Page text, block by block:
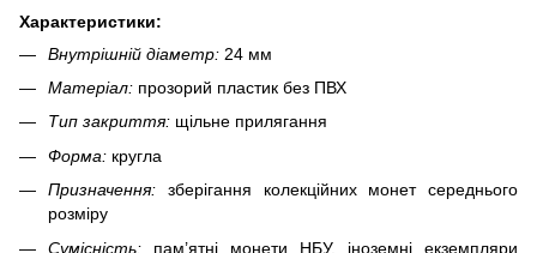
Характеристики:
Внутрішній діаметр: 24 мм
Матеріал: прозорий пластик без ПВХ
Тип закриття: щільне прилягання
Форма: кругла
Призначення: зберігання колекційних монет середнього
розміру
Сумісність: пам’ятні монети НБУ, іноземні екземпляри